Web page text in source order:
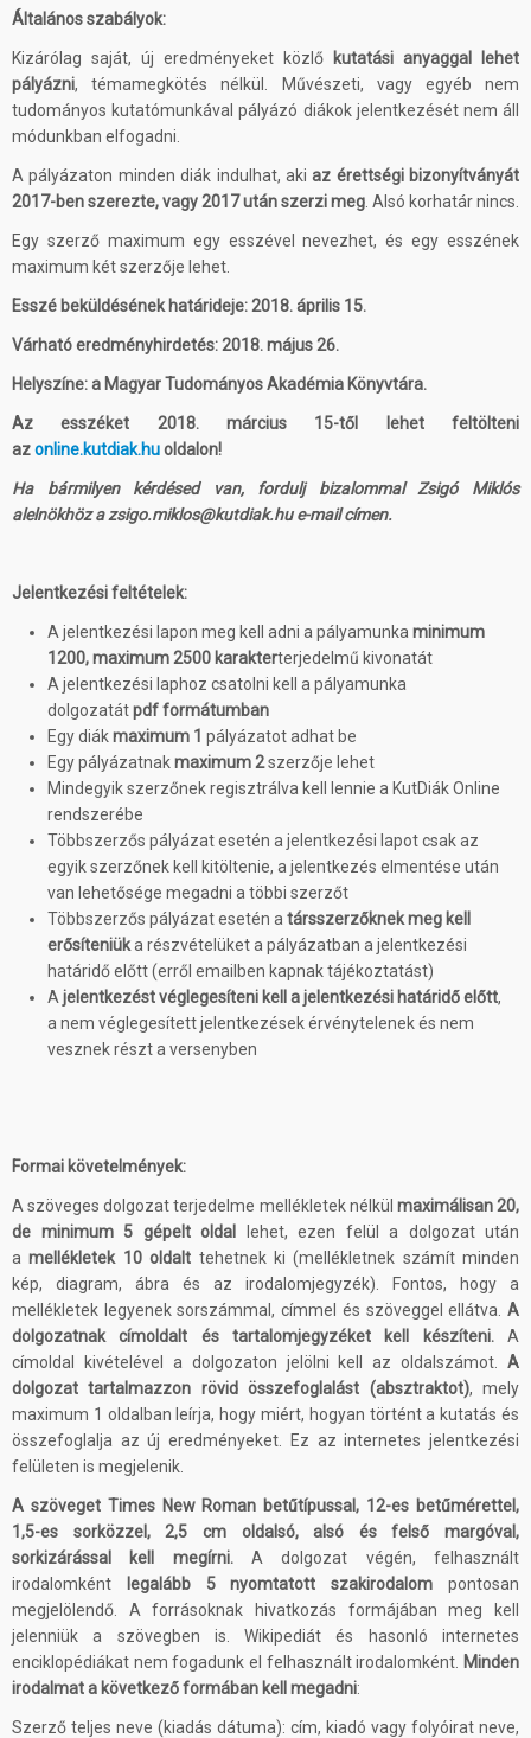
Általános szabályok:
Kizárólag saját, új eredményeket közlő
kutatási anyaggal lehet
pályázni, témamegkötés nélkül. Művészeti, vagy egyéb nem
tudományos kutatómunkával pályázó diákok jelentkezését nem áll
módunkban elfogadni.
A pályázaton minden diák indulhat, akiaz érettségi bizonyítványát
2017-ben szerezte, vagy 2017 után szerzi meg . Alsó korhatár nincs.
Egy szerző maximum egy esszével nevezhet, és egy esszének
maximum két szerzője lehet.
Esszé beküldésének határideje: 2018. április 15.
Várható eredményhirdetés: 2018. május 26.
Helyszíne: a Magyar Tudományos Akadémia Könyvtára.
Az esszéket 2018. március 15-től
lehet feltölteni
azonline.kutdiak.huoldalon!
Ha bármilyen kérdésed van, fordulj bizalommal Zsigó Miklós
alelnökhöz a zsigo.miklos@kutdiak.hu e-mail címen.
Jelentkezési feltételek:
A jelentkezési lapon meg kell adni a pályamunka minimum
1200, maximum 2500 karakterterjedelmű kivonatát
A jelentkezési laphoz csatolni kell a pályamunka
dolgozatátpdf formátumban
Egy diákmaximum 1 pályázatot adhat be
Egy pályázatnakmaximum 2szerzője lehet
Mindegyik szerzőnek regisztrálva kell lennie a KutDiák Online
rendszerébe
Többszerzős pályázat esetén a jelentkezési lapot csak az
egyik szerzőnek kell kitöltenie, a jelentkezés elmentése után
van lehetősége megadni a többi szerzőt
Többszerzős pályázat esetén a társszerzőknek meg kell
erősíteniüka részvételüket a pályázatban a jelentkezési
határidő előtt (erről emailben kapnak tájékoztatást)
A jelentkezést véglegesíteni kell a jelentkezési határidő előtt,
a nem véglegesített jelentkezések érvénytelenek és nem
vesznek részt a versenyben
Formai követelmények:
A szöveges dolgozat terjedelme mellékletek nélkül maximálisan 20,
de minimum 5 gépelt oldal
lehet, ezen felül a dolgozat után
amellékletek 10 oldalt tehetnek ki (mellékletnek számít minden
kép, diagram, ábra és az irodalomjegyzék). Fontos, hogy a
mellékletek legyenek sorszámmal, címmel és szöveggel ellátva. A
dolgozatnak címoldalt és tartalomjegyzéket kell készíteni.A
címoldal kivételével a dolgozaton jelölni kell az oldalszámot. A
dolgozat tartalmazzon rövid összefoglalást (absztraktot), mely
maximum 1 oldalban leírja, hogy miért, hogyan történt a kutatás és
összefoglalja az új eredményeket. Ez az internetes jelentkezési
felületen is megjelenik.
A szöveget Times New Roman betűtípussal, 12-es betűmérettel,
1,5-es sorközzel, 2,5 cm oldalsó, alsó és felső margóval,
sorkizárással kell megírni.A dolgozat végén, felhasznált
irodalomként
legalább 5 nyomtatott szakirodalom pontosan
megjelölendő. A forrásoknak hivatkozás formájában meg kell
jelenniük a szövegben is. Wikipediát és hasonló internetes
enciklopédiákat nem fogadunk el felhasznált irodalomként. Minden
irodalmat a következő formában kell megadni:
Szerző teljes neve (kiadás dátuma): cím, kiadó vagy folyóirat neve,